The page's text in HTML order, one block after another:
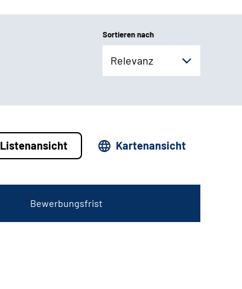
Sortieren nach
Relevanz
Listenansicht Kartenansicht
Bewerbungsfrist